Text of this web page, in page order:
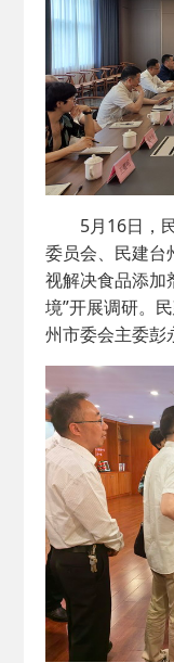
· 民主
· 民建
· 中国
· 中国
5月16日，民
委员会、民建台
视解决食品添加
境”开展调研。
州市委会主委彭